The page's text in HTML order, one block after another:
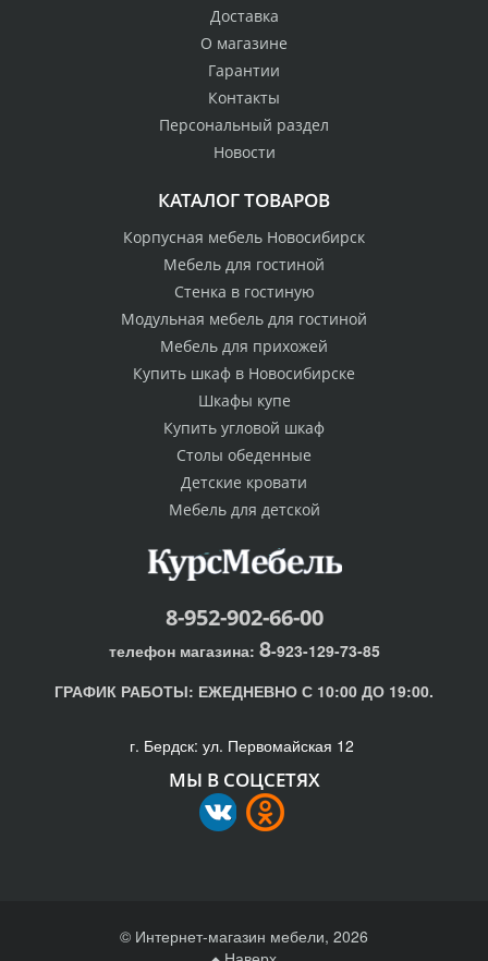
Доставка
О магазине
Гарантии
Контакты
Персональный раздел
Новости
КАТАЛОГ ТОВАРОВ
Корпусная мебель Новосибирск
Мебель для гостиной
Стенка в гостиную
Модульная мебель для гостиной
Мебель для прихожей
Купить шкаф в Новосибирске
Шкафы купе
Купить угловой шкаф
Столы обеденные
Детские кровати
Мебель для детской
8-952-902-66-00
телефон магазина: 8-923-129-73-85
ГРАФИК РАБОТЫ: ЕЖЕДНЕВНО С 10:00 ДО 19:00.
г. Бердск: ул. Первомайская 12
МЫ В СОЦСЕТЯХ
© Интернет-магазин мебели, 2026